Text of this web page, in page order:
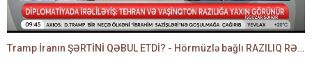
Tramp İranın ŞƏRTİNİ QƏBUL ETDİ? - Hörmüzlə bağlı RAZILIQ RƏSMƏN AÇIQLANIR -BAKİR HƏDƏNBƏYLİ danışır